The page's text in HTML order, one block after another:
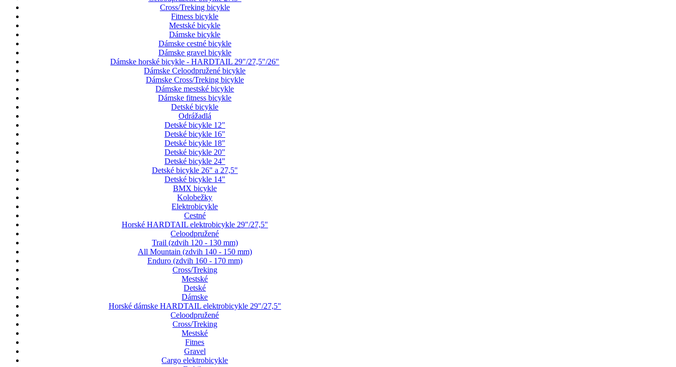
Cross/Treking bicykle
Fitness bicykle
Mestské bicykle
Dámske bicykle
Dámske cestné bicykle
Dámske gravel bicykle
Dámske horské bicykle - HARDTAIL 29"/27,5"/26"
Dámske Celoodpružené bicykle
Dámske Cross/Treking bicykle
Dámske mestské bicykle
Dámske fitness bicykle
Detské bicykle
Odrážadlá
Detské bicykle 12"
Detské bicykle 16"
Detské bicykle 18"
Detské bicykle 20"
Detské bicykle 24"
Detské bicykle 26" a 27,5"
Detské bicykle 14"
BMX bicykle
Kolobežky
Elektrobicykle
Cestné
Horské HARDTAIL elektrobicykle 29"/27,5"
Celoodpružené
Trail (zdvih 120 - 130 mm)
All Mountain (zdvih 140 - 150 mm)
Enduro (zdvih 160 - 170 mm)
Cross/Treking
Mestské
Detské
Dámske
Horské dámske HARDTAIL elektrobicykle 29"/27,5"
Celoodpružené
Cross/Treking
Mestské
Fitnes
Gravel
Cargo elektrobicykle